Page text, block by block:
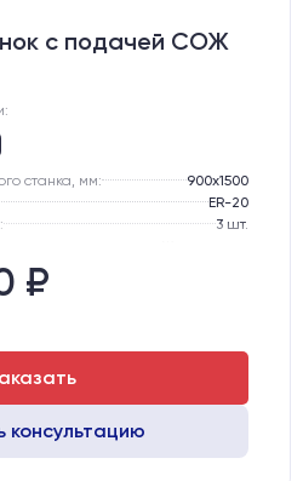
с подачей СОЖ
станка, мм:
900х1500
ER-20
3 шт.
₽
консультацию